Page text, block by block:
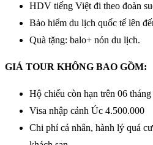
HDV tiếng Việt đi theo đoàn
Bảo hiểm du lịch quốc tế lên
Quà tặng: balo+ nón du lịch.
GIÁ TOUR KHÔNG BAO GỒM:
Hộ chiếu còn hạn trên 06
Visa nhập cảnh Úc 4.500.000
Chi phí cá nhân, hành lý quá